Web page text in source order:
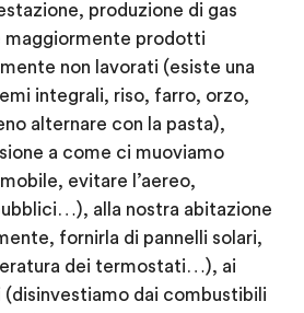
produzione di gas
prodotti
non lavorati (esiste una
integrali, riso, farro, orzo,
alternare con la pasta),
a come ci muoviamo
evitare l’aereo,
alla nostra abitazione
fornirla di pannelli solari,
dei termostati…), ai
dai combustibili